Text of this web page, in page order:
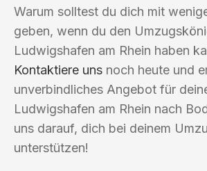
Warum solltest du dich mit
geben, wenn du den
Ludwigshafen am Rhein haben
Kontaktiere uns noch heute und
unverbindliches Angebot für
Ludwigshafen am Rhein nach
uns darauf, dich bei deinem
unterstützen!